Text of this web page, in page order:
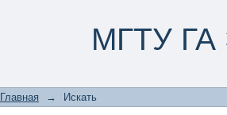
МГТУ ГА
Главная → Искать